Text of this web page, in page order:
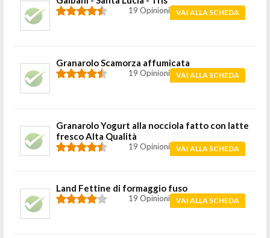
19 Opinioni VAI ALLA SCHEDA
Granarolo Scamorza affumicata
19 Opinioni VAI ALLA SCHEDA
Granarolo Yogurt alla nocciola fatto con latte
fresco Alta Qualità
19 Opinioni VAI ALLA SCHEDA
Land Fettine di formaggio fuso
19 Opinioni VAI ALLA SCHEDA